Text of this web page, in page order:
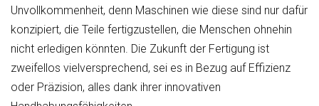
Unvollkommenheit, denn Maschinen wie diese sind nur dafür
konzipiert, die Teile fertigzustellen, die Menschen ohnehin
nicht erledigen könnten. Die Zukunft der Fertigung ist
zweifellos vielversprechend, sei es in Bezug auf Effizienz
oder Präzision, alles dank ihrer innovativen